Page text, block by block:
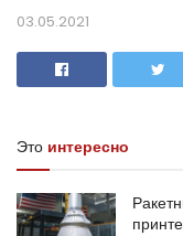
03.05.2021
Это интересно